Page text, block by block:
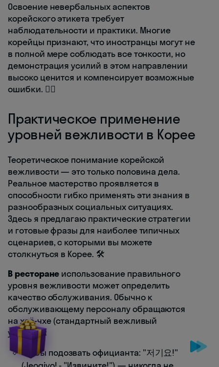
Освоение невербальных аспектов
корейского этикета требует
наблюдательности и практики. Многие
корейцы признают, что иностранцы могут не
в полной мере соблюдать все тонкости, но
демонстрация усилий в этом направлении
высоко ценится и компенсирует возможные
ошибки. 🙇‍♂️
Практическое применение
уровней вежливости в Корее
Теоретическое понимание корейской
вежливости — это только половина дела.
Реальное мастерство проявляется в
способности гибко применять эти знания в
разнообразных социальных ситуациях.
Здесь я предлагаю практические стратегии
и готовые фразы для наиболее типичных
сценариев, с которыми вы можете
столкнуться в Корее. 🛠️
В ресторане использование правильного
уровня вежливости может определить
качество обслуживания. Обычно к
обслуживающему персоналу обращаются
на хаё-чхе (стандартный вежливый
уровень):
Чтобы подозвать официанта: "저기요!"